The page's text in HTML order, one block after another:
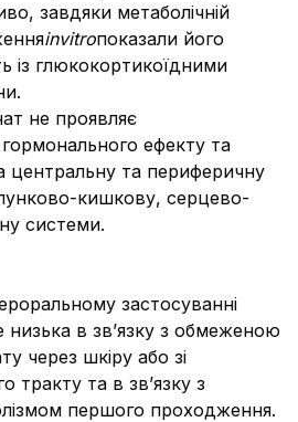
завдяки метаболічній
invitroпоказали його
із глюкокортикоїдними
не проявляє
ефекту та
центральну та периферичну
кишкову, серцево-
системи.
застосуванні
низька в зв’язку з обмеженою
через шкіру або зі
тракту та в зв’язку з
першого проходження.